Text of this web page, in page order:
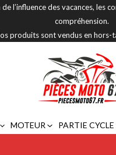
l’influence des vacances,
compréhension.
produits sont vendus en
MOTEUR PARTIE CYCLE